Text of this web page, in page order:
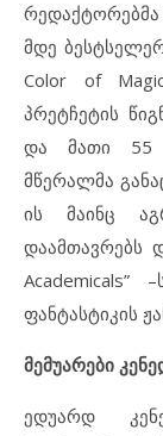
მდე
Color of
პრეტჩეტის
და მათი 55
მწერალმა
ის მაინც
დაამთავრებს
ფანტასტიკის
მემუარები
ედუარდ